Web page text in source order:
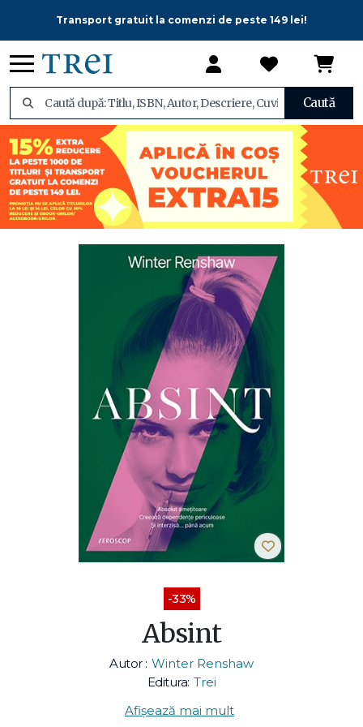
Transport gratuit la comenzi de peste 149 lei!
Caută
-33%
Absint
Autor : Winter Renshaw
Editura: Trei
Afișează mai mult